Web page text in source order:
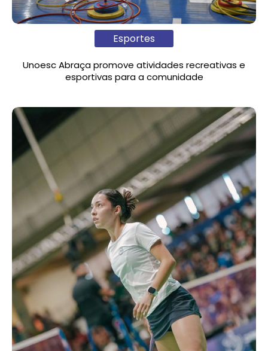
Esportes
Unoesc Abraça promove atividades recreativas e
esportivas para a comunidade